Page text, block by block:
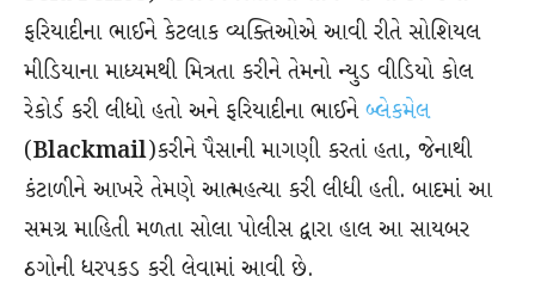
ફરિયાદીના ભાઈને કેટલાક વ્યક્તિઓએ આવી રીતે સોશિયલ
મીડિયાના માધ્યમથી મિત્રતા કરીને તેમનો ન્યુડ વીડિયો કોલ
રેકોર્ડ કરી લીધો હતો અને ફરિયાદીના ભાઈનેબ્લેકમેલ
(Blackmail)કરીને પૈસાની માગણી કરતાં હતા, જેનાથી
કંટાળીને આખરે તેમણે આત્મહત્યા કરી લીધી હતી. બાદમાં આ
સમગ્ર માહિતી મળતા સોલા પોલીસ દ્વારા હાલ આ સાયબર
ઠગોની ધરપકડ કરી લેવામાં આવી છે.